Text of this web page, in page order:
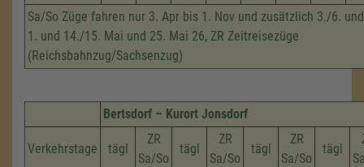
Sa/So Züge fahren nur 3. Apr bis 1. Nov und zusätzlich 3./6.
1. und 14./15. Mai und 25. Mai 26, ZR Zeitreisezüge
(Reichsbahnzug/Sachsenzug)
Bertsdorf – Kurort Jonsdorf
Verkehrstage tägl
ZR
Sa/So
tägl
ZR
Sa/So
tägl
ZR
Sa/So
tägl